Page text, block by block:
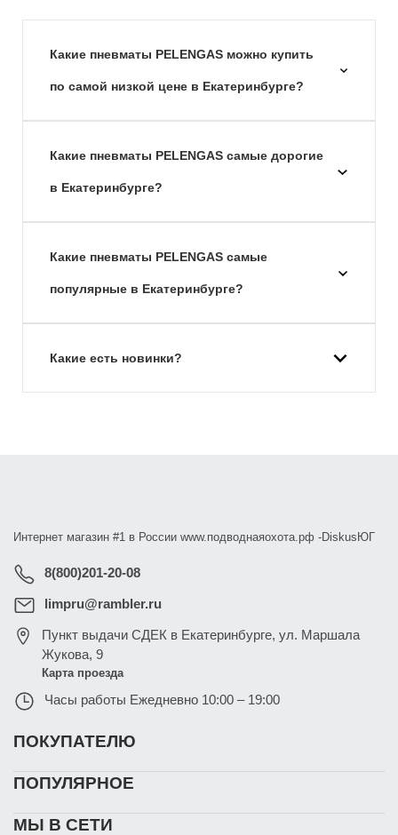
Какие пневматы PELENGAS можно купить
по самой низкой цене в Екатеринбурге?
Какие пневматы PELENGAS самые дорогие
в Екатеринбурге?
Какие пневматы PELENGAS самые
популярные в Екатеринбурге?
Какие есть новинки?
Интернет магазин #1 в России www.подводнаяохота.рф -DiskusЮГ
8(800)201-20-08
limpru@rambler.ru
Пункт выдачи СДЕК в Екатеринбурге,ул. Маршала
Жукова, 9
Карта проезда
Часы работы Ежедневно 10:00 – 19:00
ПОКУПАТЕЛЮ
ПОПУЛЯРНОЕ
МЫ В СЕТИ